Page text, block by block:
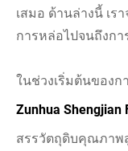
เสมอ ด้านล่างนี้ เ
การหล่อไปจนถึงก
ในช่วงเริ่มต้นของ
Zunhua Shengjian
สรรวัตถุดิบคุณภาพ